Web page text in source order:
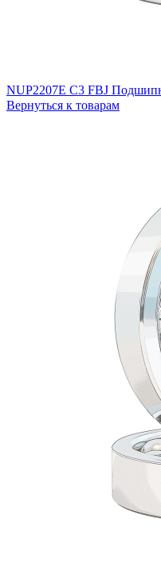
NUP2207E C3 FBJ
Вернуться к товарам